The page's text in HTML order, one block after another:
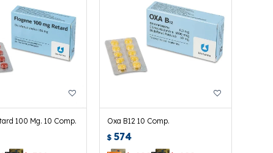
100 Mg. 10 Comp. Oxa B12 10 Comp.
$ 574